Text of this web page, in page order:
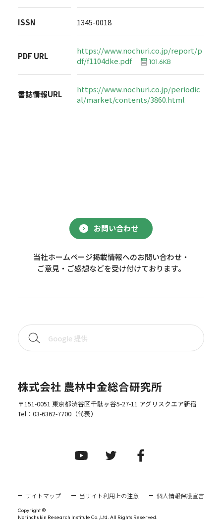
ISSN 1345-0018
PDF URL
https://www.nochuri.co.jp/report/p
df/f1104dke.pdf
101.6KB
書誌情報URL
https://www.nochuri.co.jp/periodic
al/market/contents/3860.html
お問い合わせ
当社ホームページ掲載情報へのお問い合わせ・
ご意見・ご感想などを受け付けております。
株式会社 農林中金総合研究所
〒151-0051 東京都渋谷区千駄ヶ谷5-27-11 アグリスクエア新宿
Tel： 03-6362-7700（代表）
サイトマップ 当サイト利用上の注意 個人情報保護宣言
Copyright ©
Norinchukin Research Institute Co.,Ltd. All Rights Reserved.